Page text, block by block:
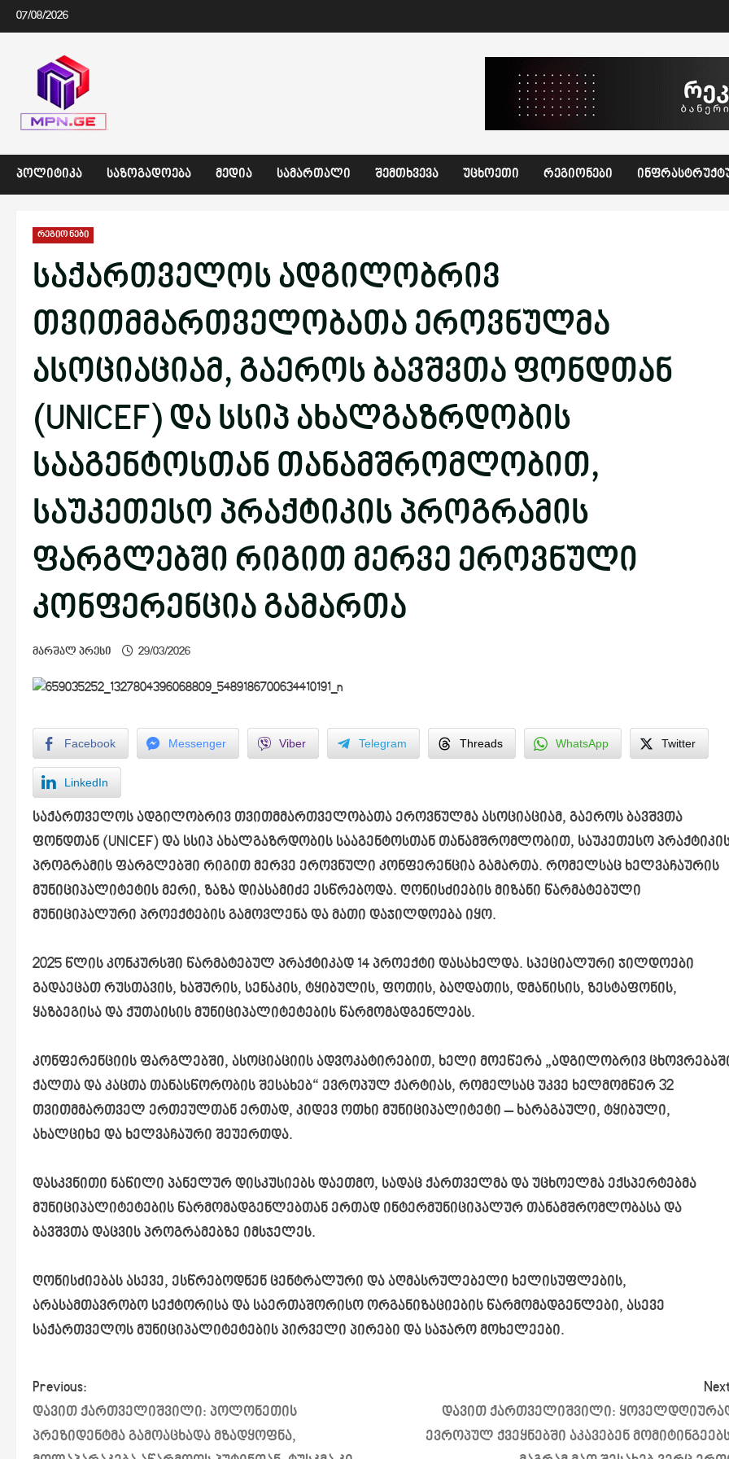
Skip
to
07/08/2026
ᲞᲝᲚᲘᲢᲘᲙᲐ ᲡᲐᲖᲝᲒᲐᲓᲝᲔᲑᲐ ᲛᲔᲓᲘᲐ ᲡᲐᲛᲐᲠᲗᲐᲚᲘ ᲨᲔᲛᲗᲮᲕᲔᲕᲐ ᲣᲪᲮᲝᲔᲗᲘ ᲠᲔᲒᲘᲝᲜᲔᲑᲘ
რეგიონები
საქართველოს ადგილობრივ
თვითმმართველობათა ეროვნულმა
ასოციაციამ, გაეროს ბავშვთა ფონდთან
(UNICEF) და სსიპ ახალგაზრდობის
სააგენტოსთან თანამშრომლობით,
საუკეთესო პრაქტიკის პროგრამის
ფარგლებში რიგით მერვე ეროვნული
კონფერენცია გამართა
მარშალ პრესი 29/03/2026
Facebook Messenger Viber Telegram Threads WhatsApp Twitter
LinkedIn
საქართველოს ადგილობრივ თვითმმართველობათა ეროვნულმა ასოციაციამ, გაეროს ბავშვთა
ფონდთან (UNICEF) და სსიპ ახალგაზრდობის სააგენტოსთან თანამშრომლობით, საუკეთესო
პროგრამის ფარგლებში რიგით მერვე ეროვნული კონფერენცია გამართა. რომელსაც ხელვაჩაურის
მუნიციპალიტეტის მერი, ზაზა დიასამიძე ესწრებოდა. ღონისძიების მიზანი წარმატებული
მუნიციპალური პროექტების გამოვლენა და მათი დაჯილდოება იყო.
2025 წლის კონკურსში წარმატებულ პრაქტიკად 14 პროექტი დასახელდა. სპეციალური ჯილდოები
გადაეცათ რუსთავის, ხაშურის, სენაკის, ტყიბულის, ფოთის, ბაღდათის, დმანისის, ზესტაფონის,
ყაზბეგისა და ქუთაისის მუნიციპალიტეტების წარმომადგენლებს.
კონფერენციის ფარგლებში, ასოციაციის ადვოკატირებით, ხელი მოეწერა „ადგილობრივ
ქალთა და კაცთა თანასწორობის შესახებ“ ევროპულ ქარტიას, რომელსაც უკვე ხელმომწერ 32
თვითმმართველ ერთეულთან ერთად, კიდევ ოთხი მუნიციპალიტეტი – ხარაგაული, ტყიბული,
ახალციხე და ხელვაჩაური შეუერთდა.
დასკვნითი ნაწილი პანელურ დისკუსიებს დაეთმო, სადაც ქართველმა და უცხოელმა ექსპერტებმა
მუნიციპალიტეტების წარმომადგენლებთან ერთად ინტერმუნიციპალურ თანამშრომლობასა და
ბავშვთა დაცვის პროგრამებზე იმსჯელეს.
ღონისძიებას ასევე, ესწრებოდნენ ცენტრალური და აღმასრულებელი ხელისუფლების,
არასამთავრობო სექტორისა და საერთაშორისო ორგანიზაციების წარმომადგენლები, ასევე
საქართველოს მუნიციპალიტეტების პირველი პირები და საჯარო მოხელეები.
P
o
Previous:
დავით ქართველიშვილი: პოლონეთის
პრეზიდენტმა გამოაცხადა მზადყოფნა,
დავით ქართველიშვილი:
ევროპულ ქვეყნებში აკავებენ